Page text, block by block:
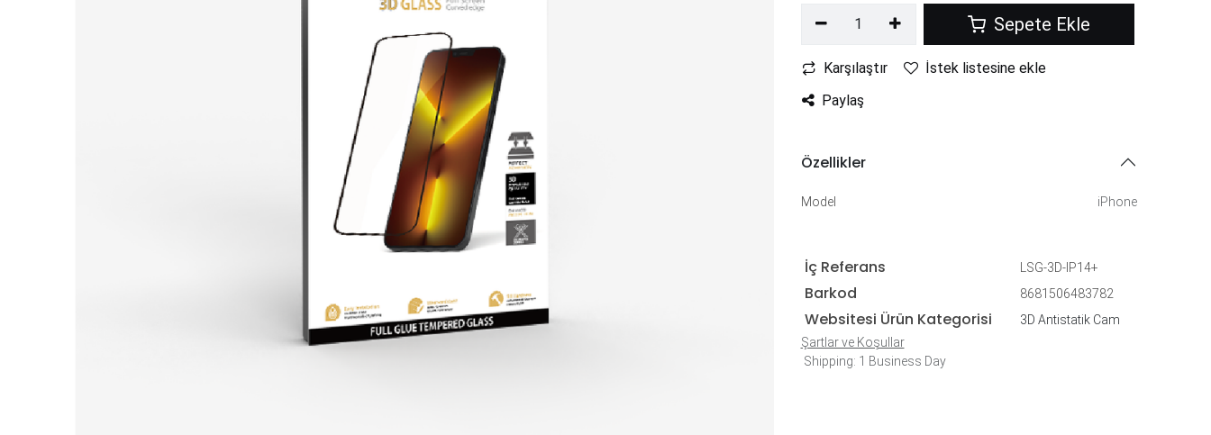
Sepete Ekle
Karşılaştır
İstek listesine ekle
Paylaş
Özellikler
Model iPhone
İç Referans LSG-3D-IP14+
Barkod 8681506483782
Websitesi Ürün Kategorisi
3D Antistatik Cam
Şartlar ve Koşullar
Shipping: 1 Business Day